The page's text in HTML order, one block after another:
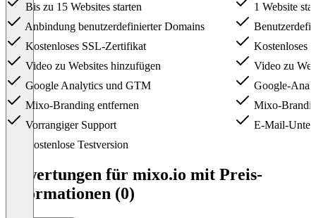
Bis zu 15 Websites starten
Anbindung benutzerdefinierter Domains
Kostenloses SSL-Zertifikat
Video zu Websites hinzufügen
Google Analytics und GTM
Mixo-Branding entfernen
Vorrangiger Support
1 Website
Kostenloses
Video zu
Google-
Mixo-
E-Mail-
Kostenlose Testversion
Bewertungen für mixo.io mit Preis-
Informationen (0)